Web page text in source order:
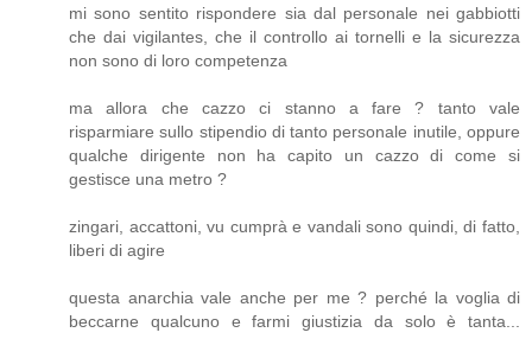
mi sono sentito rispondere sia dal personale nei gabbiotti
che dai vigilantes, che il controllo ai tornelli e la sicurezza
non sono di loro competenza
ma allora che cazzo ci stanno a fare ? tanto vale
risparmiare sullo stipendio di tanto personale inutile, oppure
qualche dirigente non ha capito un cazzo di come si
gestisce una metro ?
zingari, accattoni, vu cumprà e vandali sono quindi, di fatto,
liberi di agire
questa anarchia vale anche per me ? perché la voglia di
beccarne qualcuno e farmi giustizia da solo è tanta...